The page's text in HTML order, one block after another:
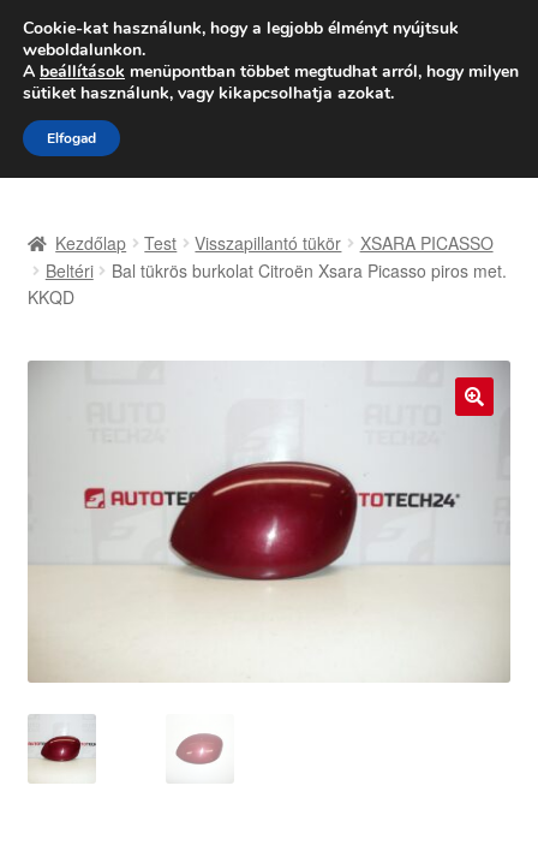
SZÁLLÍTÁS 2618 Ft-tól
Hétfő-Péntek 9:00–16:0006 80 088 054
Ugrás
a
navigációhoz
Kilépés
a
tartalomba
Adatvédelmi irányelvek
Panasz
Panaszkezelési szabályzat
Rólunk
Saját fiókom
Kezdőlap Test Visszapillantó tükör
XSARA PICASSO
Beltéri
Bal tükrös burkolat Citroën Xsara Picasso piros met.
KKQD
Cookie-kat használunk, hogy a legjobb élményt nyújtsuk
weboldalunkon.
A beállítások menüpontban többet megtudhat arról, hogy milyen
sütiket használunk, vagy kikapcsolhatja azokat.
Elfogad